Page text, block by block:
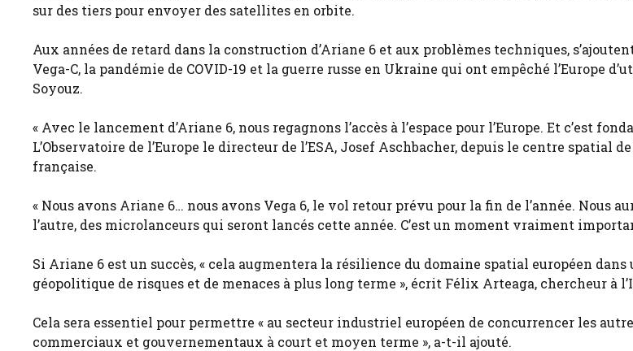
sur des tiers pour envoyer des satellites en orbite.
Aux années de retard dans la construction d’Ariane 6 et aux problèmes techniques,
Vega-C, la pandémie de COVID-19 et la guerre russe en Ukraine qui ont empêché l’Europe
Soyouz.
« Avec le lancement d’Ariane 6, nous regagnons l’accès à l’espace pour l’Europe. Et c’est
L’Observatoire de l’Europe le directeur de l’ESA, Josef Aschbacher, depuis le centre spatial
française.
« Nous avons Ariane 6… nous avons Vega 6, le vol retour prévu pour la fin de l’année. Nous
l’autre, des microlanceurs qui seront lancés cette année. C’est un moment vraiment
Si Ariane 6 est un succès, « cela augmentera la résilience du domaine spatial européen
géopolitique de risques et de menaces à plus long terme », écrit Félix Arteaga, chercheur à
Cela sera essentiel pour permettre « au secteur industriel européen de concurrencer les
commerciaux et gouvernementaux à court et moyen terme », a-t-il ajouté.